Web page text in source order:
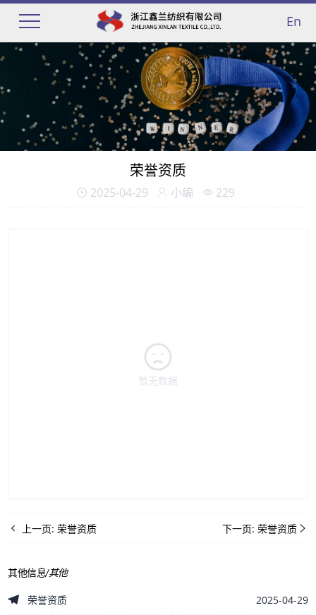
En
荣誉资质
2025-04-29 小编 229
暂无数据
上一页:荣誉资质 下一页: 荣誉资质
其他信息/其他
荣誉资质 2025-04-29